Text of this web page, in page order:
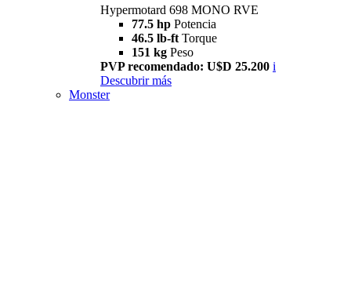
Hypermotard 698 MONO RVE
77.5 hp Potencia
46.5 lb-ft Torque
151 kg Peso
PVP recomendado: U$D 25.200 i
Descubrir más
Monster